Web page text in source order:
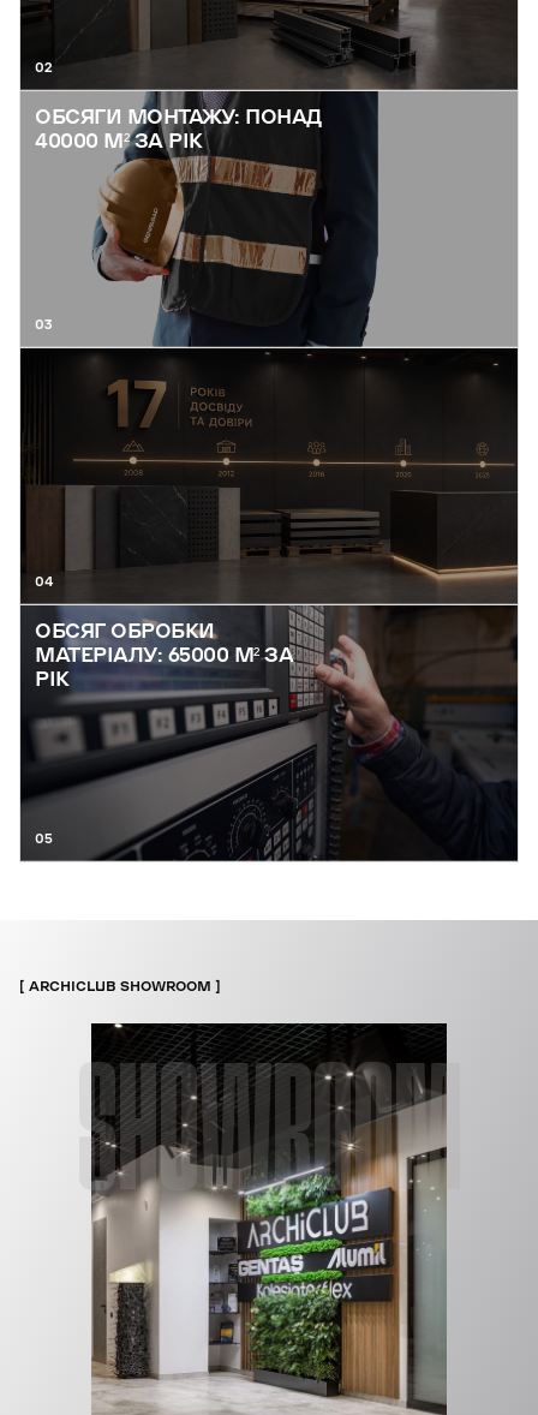
02
ОБСЯГИ МОНТАЖУ: ПОНАД
40000 М² ЗА РІК
03
04
ОБСЯГ ОБРОБКИ
МАТЕРІАЛУ: 65000 М² ЗА
РІК
05
SHOWROOM
ARCHICLUB SHOWROOM